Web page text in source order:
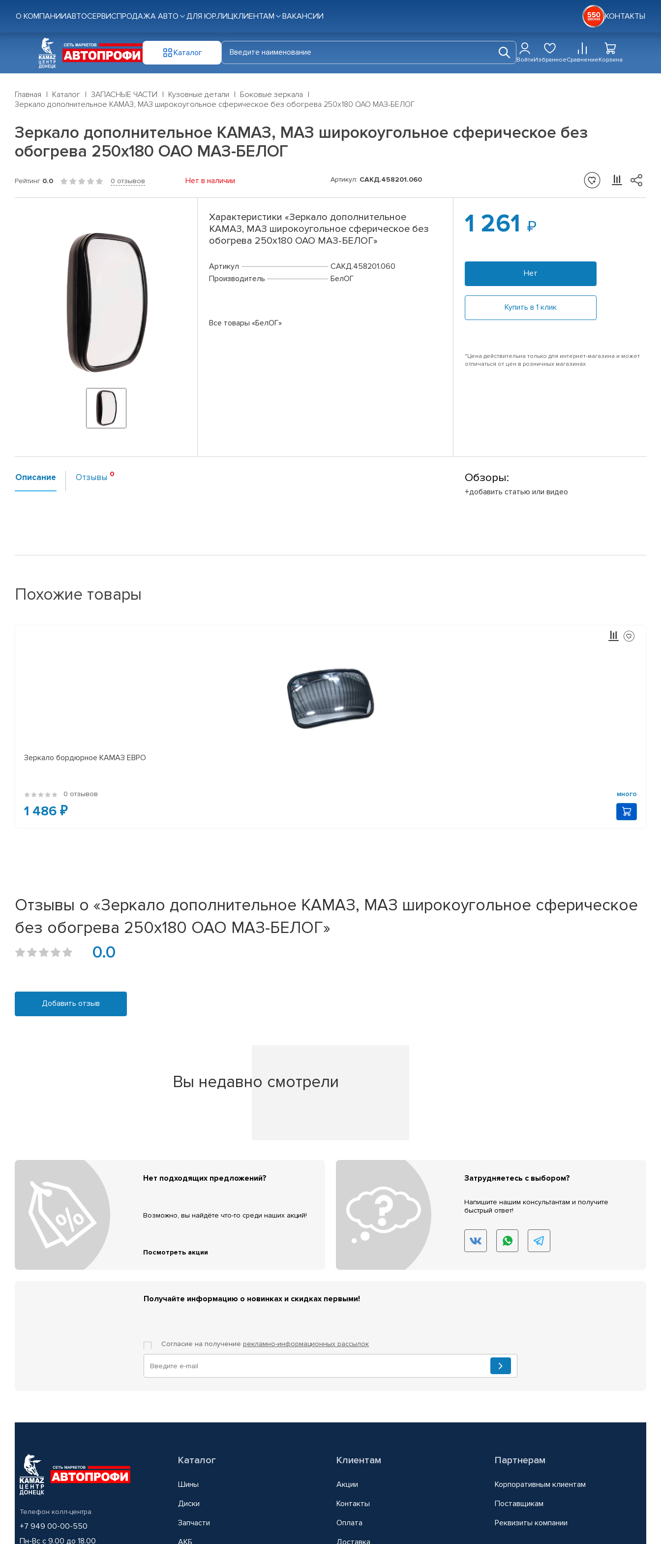
О КОМПАНИИАВТОСЕРВИСПРОДАЖА АВТО ДЛЯ ЮР.ЛИЦКЛИЕНТАМ ВАКАНСИИ КОНТАКТЫ
Каталог
ВойтиИзбранноеСравнениеКорзина
Главная Каталог ЗАПАСНЫЕ ЧАСТИ Кузовные детали
Боковые зеркала
Зеркало дополнительное КАМАЗ, МАЗ широкоугольное сферическое без обогрева 250х180 ОАО МАЗ-БЕЛОГ
Зеркало дополнительное КАМАЗ, МАЗ широкоугольное сферическое без
обогрева 250х180 ОАО МАЗ-БЕЛОГ
Рейтинг 0.0 0 отзывов Нет в наличии Артикул: САКД.458201.060
Характеристики «Зеркало дополнительное
КАМАЗ, МАЗ широкоугольное сферическое без
обогрева 250х180 ОАО МАЗ-БЕЛОГ»
Артикул
САКД.458201.060
Производитель
БелОГ
Все товары «БелОГ»
1 261
Нет
Купить в 1 клик
*Цена действительна только для интернет-магазина и может
отличаться от цен в розничных магазинах
Описание Отзывы Обзоры:
+добавить статью или видео
Похожие товары
Зеркало бордюрное КАМАЗ ЕВРО
0 отзывов много
1 486 ₽
Отзывы о «Зеркало дополнительное КАМАЗ, МАЗ широкоугольное сферическое
без обогрева 250х180 ОАО МАЗ-БЕЛОГ»
0.0
Добавить отзыв
Вы недавно смотрели
Нет подходящих предложений?
Возможно, вы найдёте что-то среди наших акций!
Посмотреть акции
Затрудняетесь с выбором?
Напишите нашим консультантам и получите
быстрый ответ!
Получайте информацию о новинках и скидках первыми!
Согласие на получение рекламно-информационных рассылок
Телефон колл-центра
+7 949 00-00-550
Пн-Вс с 9.00 до 18.00
Каталог
Шины
Диски
Запчасти
АКБ
Клиентам
Акции
Контакты
Оплата
Доставка
Партнерам
Корпоративным клиентам
Поставщикам
Реквизиты компании